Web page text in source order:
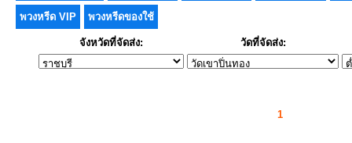
พวงหรีด VIP พวงหรีดของใช้
จังหวัดที่จัดส่ง: วัดที่จัดส่ง:
1